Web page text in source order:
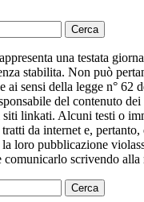
una testata
stabilita. Non può
ai sensi della legge n° 62
del contenuto
siti linkati. Alcuni testi o
da internet e,
loro pubblicazione
comunicarlo scrivendo alla